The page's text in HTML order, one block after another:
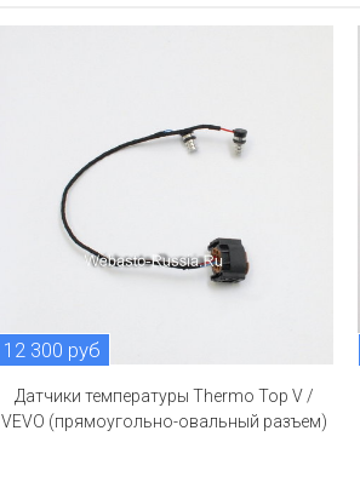
12 300 руб
Датчики температуры Thermo Top V /
VEVO (прямоугольно-овальный разъем)